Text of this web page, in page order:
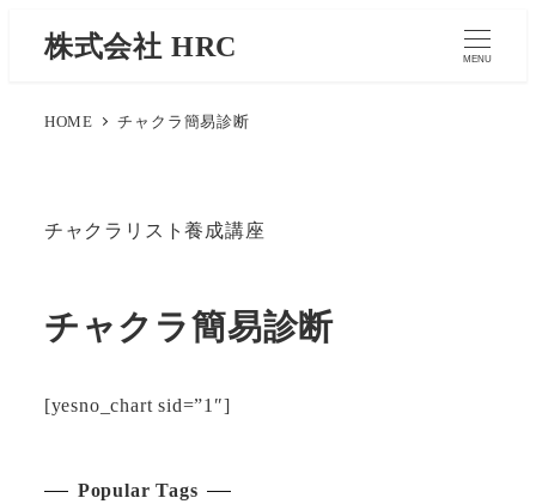
株式会社 HRC MENU
HOME チャクラ簡易診断
チャクラリスト養成講座
チャクラ簡易診断
[yesno_chart sid=”1″]
Popular Tags